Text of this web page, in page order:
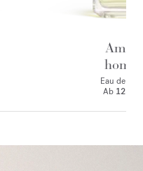
Eau de
Ab